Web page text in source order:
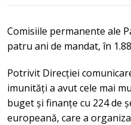
Comisiile permanente ale
patru ani de mandat, în
Potrivit Direcției
imunități a avut cele mai
buget și finanțe cu 224 de
europeană, care a